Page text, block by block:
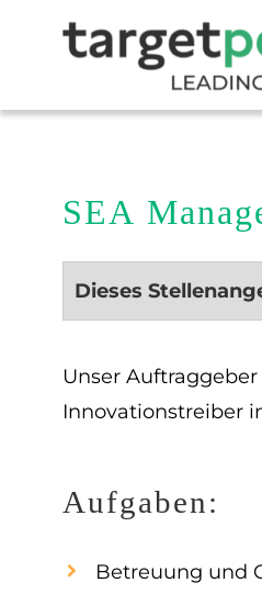
SEA
Dieses
Unser
Innovationstreiber
Aufgaben:
Betreuung und